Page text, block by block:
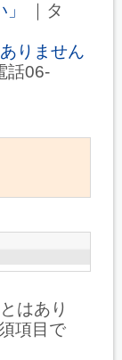
｜タ
りません
話06-
はあり
項目で